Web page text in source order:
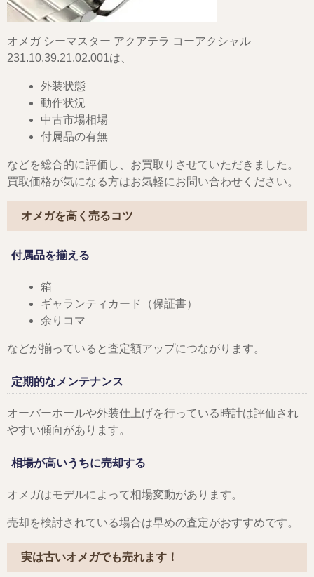
オメガ シーマスター アクアテラ コーアクシャル
231.10.39.21.02.001は、
外装状態
動作状況
中古市場相場
付属品の有無
などを総合的に評価し、お買取りさせていただきました。
買取価格が気になる方はお気軽にお問い合わせください。
オメガを高く売るコツ
付属品を揃える
箱
ギャランティカード（保証書）
余りコマ
などが揃っていると査定額アップにつながります。
定期的なメンテナンス
オーバーホールや外装仕上げを行っている時計は評価され
やすい傾向があります。
相場が高いうちに売却する
オメガはモデルによって相場変動があります。
売却を検討されている場合は早めの査定がおすすめです。
実は古いオメガでも売れます！